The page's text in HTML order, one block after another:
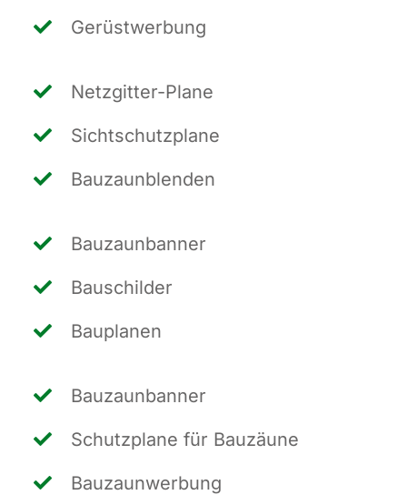
Gerüst­wer­bung
Netz­git­ter-Pla­ne
Sicht­schutz­pla­ne
Bau­zaun­blen­den
Bau­zaun­ban­ner
Bau­schil­der
Bau­pla­nen
Bau­zaun­ban­ner
Schutz­pla­ne für Bauzäune
Bau­zaun­wer­bung